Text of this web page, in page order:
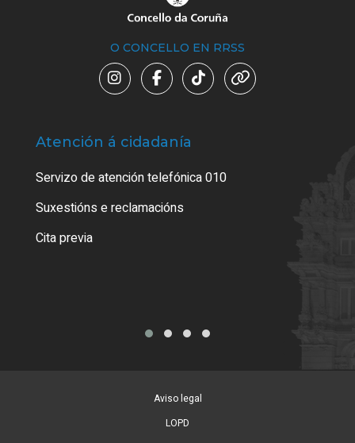
O CONCELLO EN RRSS
Atención á cidadanía
Servizo de atención telefónica 010
Suxestións e reclamacións
Cita previa
Aviso legal
LOPD